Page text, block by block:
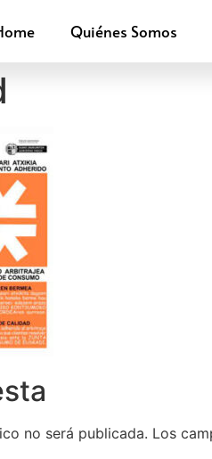
Quiénes Somos
no será publicada. Los